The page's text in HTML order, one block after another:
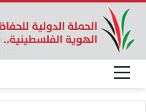
القائمة